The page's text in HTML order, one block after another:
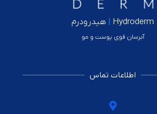
Hydroderm
| هیدرودرم
آبرسان قوی پوست و مو
اطلاعات تماس